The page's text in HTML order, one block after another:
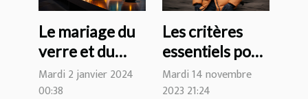
Le mariage du
verre et du
métal dans le
design
Mardi 2 janvier 2024
00:38
Les critères
essentiels pour
choisir une
veste d'hiver
Mardi 14 novembre
2023 21:24